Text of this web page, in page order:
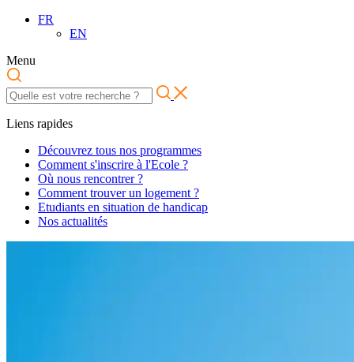
FR
EN
Menu
Liens rapides
Découvrez tous nos programmes
Comment s'inscrire à l'Ecole ?
Où nous rencontrer ?
Comment trouver un logement ?
Etudiants en situation de handicap
Nos actualités